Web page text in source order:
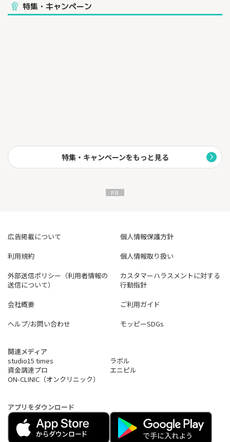
（３）ビジネスカードながら、様々な方が利用可能！ポイ活ユー
ザーのあなたも対象！！
<2枚持ちカード(例)>
三井住友カード(NL)
三井住友カードゴールド(NL)
を三井住友銀行に設定をすることが条件です。
特集・キャンペーン
特集・キャンペーンをもっと見る
広告掲載について
個人情報保護方針
利用規約
個人情報取り扱い
外部送信ポリシー（利用者情報の
送信について）
カスタマーハラスメントに対する
行動指針
会社概要
ご利用ガイド
ヘルプ/お問い合わせ
モッピーSDGs
関連メディア
studio15 times
ラボル
資金調達プロ
エニピル
ON-CLINIC（オンクリニック）
アプリをダウンロード